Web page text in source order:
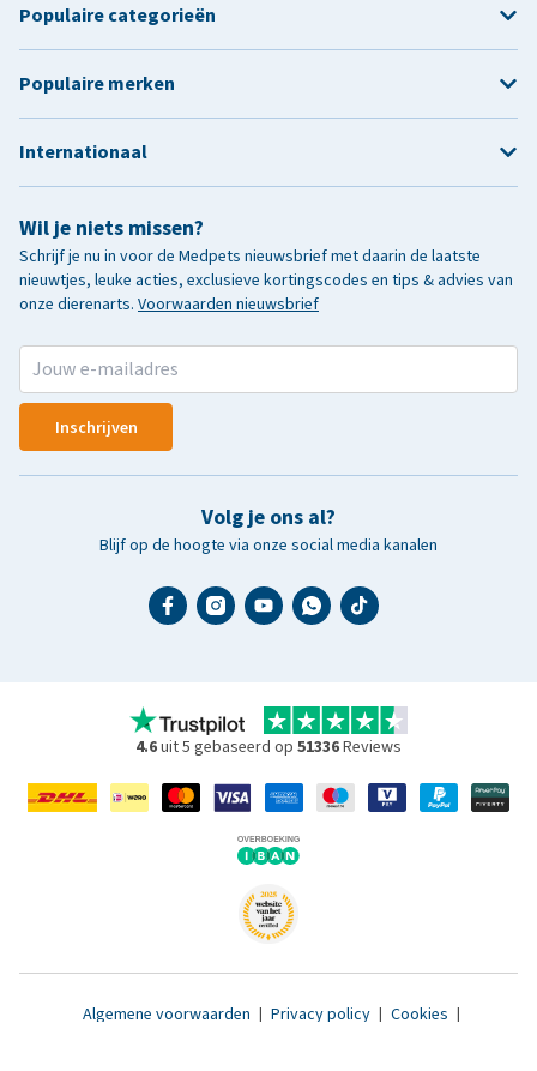
Wil je niets missen?
Schrijf je nu in voor de Medpets nieuwsbrief met daarin de laatste
nieuwtjes, leuke acties, exclusieve kortingscodes en tips & advies van
onze dierenarts. Voorwaarden nieuwsbrief
Inschrijven
Volg je ons al?
Blijf op de hoogte via onze social media kanalen
Populaire categorieën
Populaire merken
Internationaal
4.6uit 5 gebaseerd op 51336Reviews
Algemene voorwaarden | Privacy policy | Cookies |